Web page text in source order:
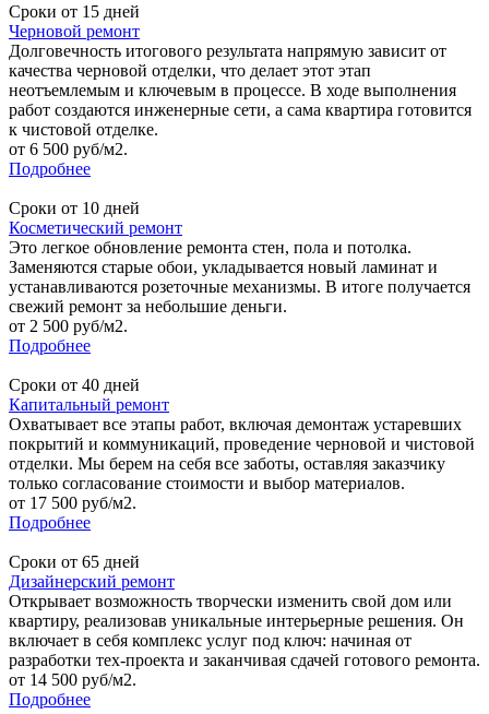
Сроки от 15 дней
Черновой ремонт
Долговечность итогового результата напрямую зависит от
качества черновой отделки, что делает этот этап
неотъемлемым и ключевым в процессе. В ходе выполнения
работ создаются инженерные сети, а сама квартира готовится
к чистовой отделке.
от 6 500 руб/м2.
Подробнее
Сроки от 10 дней
Косметический ремонт
Это легкое обновление ремонта стен, пола и потолка.
Заменяются старые обои, укладывается новый ламинат и
устанавливаются розеточные механизмы. В итоге получается
свежий ремонт за небольшие деньги.
от 2 500 руб/м2.
Подробнее
Сроки от 40 дней
Капитальный ремонт
Охватывает все этапы работ, включая демонтаж устаревших
покрытий и коммуникаций, проведение черновой и чистовой
отделки. Мы берем на себя все заботы, оставляя заказчику
только согласование стоимости и выбор материалов.
от 17 500 руб/м2.
Подробнее
Сроки от 65 дней
Дизайнерский ремонт
Открывает возможность творчески изменить свой дом или
квартиру, реализовав уникальные интерьерные решения. Он
включает в себя комплекс услуг под ключ: начиная от
разработки тех-проекта и заканчивая сдачей готового ремонта.
от 14 500 руб/м2.
Подробнее